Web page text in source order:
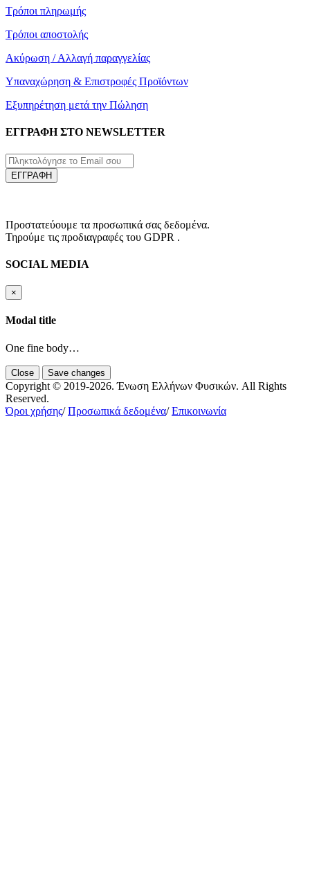
Τρόποι πληρωμής
Τρόποι αποστολής
Ακύρωση / Αλλαγή παραγγελίας
Υπαναχώρηση & Επιστροφές Προϊόντων
Εξυπηρέτηση μετά την Πώληση
ΕΓΓΡΑΦΗ ΣΤΟ NEWSLETTER
ΕΓΓΡΑΦΗ
Προστατεύουμε τα προσωπικά σας δεδομένα.
Τηρούμε τις προδιαγραφές του GDPR .
SOCIAL MEDIA
×
Modal title
One fine body…
Close Save changes
Copyright © 2019-2026. Ένωση Ελλήνων Φυσικών. All Rights
Reserved.
Όροι χρήσης/Προσωπικά δεδομένα/Επικοινωνία